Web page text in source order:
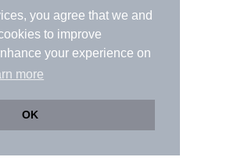
you agree that we and
to improve
your experience on
more
OK
り使いやすくなった
プリで物件探ししませんか？
サク動く地図で物件検索
東横線）
浜線 など
北区師岡町